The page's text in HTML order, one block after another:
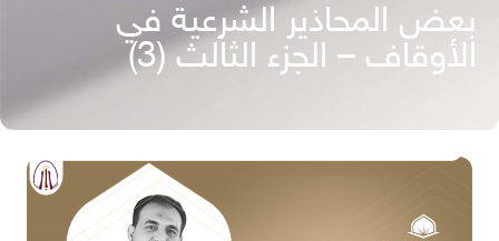
بعض المحاذير الشرعية في
الأوقاف – الجزء الثالث (3)